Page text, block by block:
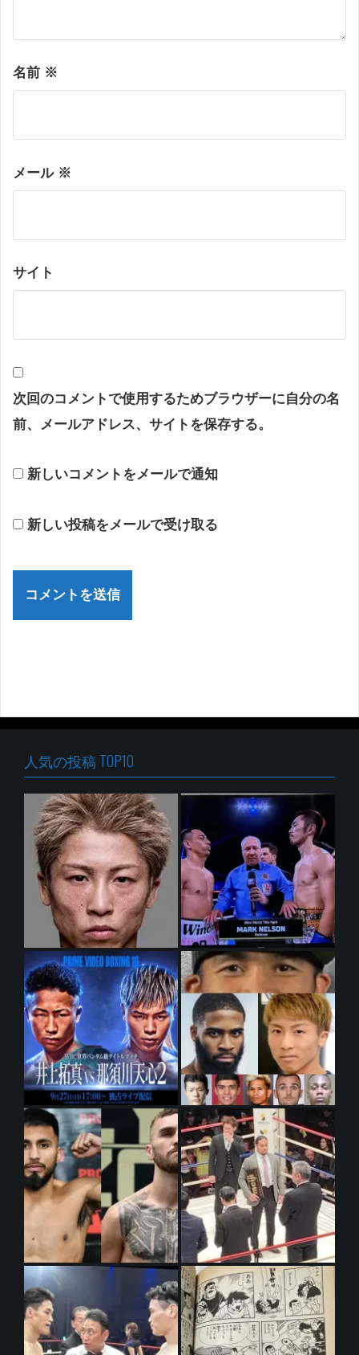
名前 ※
メール ※
サイト
次回のコメントで使用するためブラウザーに自分の名
前、メールアドレス、サイトを保存する。
新しいコメントをメールで通知
新しい投稿をメールで受け取る
人気の投稿 TOP10